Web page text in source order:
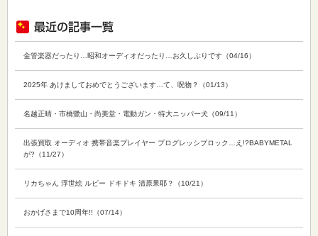
金管楽器だったり…昭和オーディオだったり…お久しぶりです（04/16）
2025年 あけましておめでとうございます…て、呪物？（01/13）
名越正晴・市橋鷺山・尚美堂・電動ガン・特大ニッパー犬（09/11）
出張買取 オーディオ 携帯音楽プレイヤー プログレッシブロック…え!?BABYMETAL
が?（11/27）
リカちゃん 浮世絵 ルビー ドキドキ 清原果耶？（10/21）
おかげさまで10周年!!（07/14）